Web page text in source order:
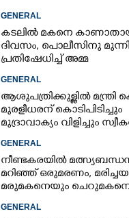
GENERAL
കടലിൽ മകനെ
ദിവസം, പൊലീസിനു
പ്രതിഷേധിച്ച് അമ്മ
GENERAL
ആശുപത്രിക്കുള്ളിൽ മന്ത്രി
മുരളീധരന് കൊടിപിടിച്ചും
മുദ്രാവാക്യം വിളിച്ചും
പിന്നാലെ വ്യാപകവിമർശനം
GENERAL
നീണ്ടകരയിൽ
മറിഞ്ഞ്​ ഒരുമരണം,​
മരുമകനെയും
കാണാനില്ല
GENERAL